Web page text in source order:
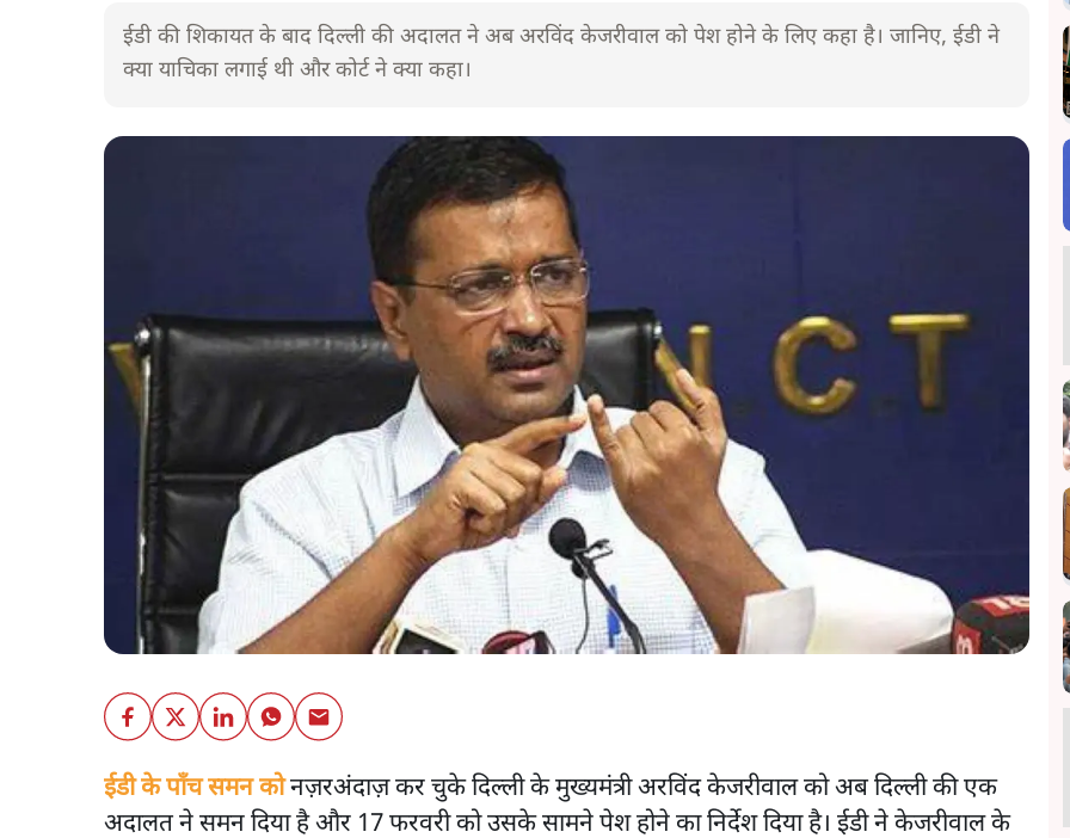
ईडी की शिकायत के बाद दिल्ली की अदालत ने अब अरविंद केजरीवाल को पेश होने के लिए कहा है। जानिए, ईडी ने
क्या याचिका लगाई थी और कोर्ट ने क्या कहा।
ईडी के पाँच समन कोनज़रअंदाज़ कर चुके दिल्ली के मुख्यमंत्री अरविंद केजरीवाल को अब दिल्ली की एक
अदालत ने समन दिया है और 17 फरवरी को उसके सामने पेश होने का निर्देश दिया है। ईडी ने केजरीवाल के